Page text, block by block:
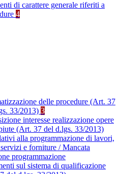
di carattere generale riferiti a
4
delle procedure (Art. 37
33/2013) 3
interesse realizzazione opere
(Art. 37 del d.lgs. 33/2013)
alla programmazione di lavori,
e forniture / Mancata
programmazione
sul sistema di qualificazione